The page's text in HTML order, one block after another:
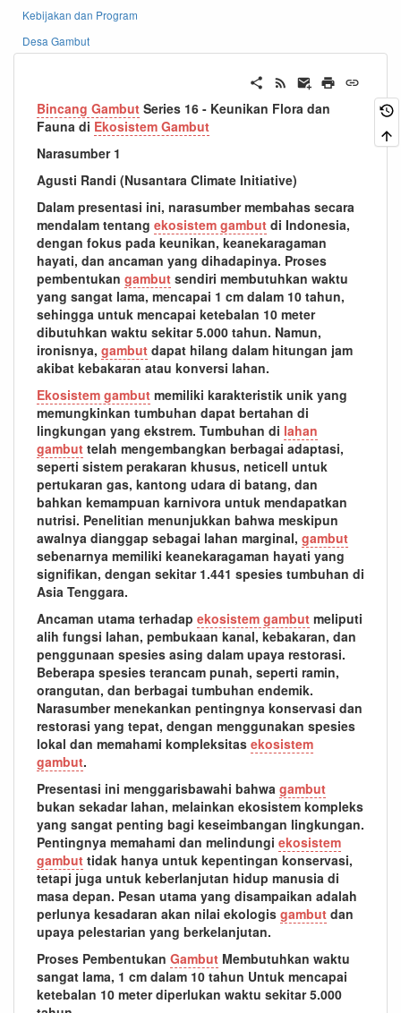
Kebijakan dan Program
Desa Gambut
Bincang Gambut Series 16 - Keunikan Flora dan
Fauna di Ekosistem Gambut
Narasumber 1
Agusti Randi (Nusantara Climate Initiative)
Dalam presentasi ini, narasumber membahas secara
mendalam tentang ekosistem gambut di Indonesia,
dengan fokus pada keunikan, keanekaragaman
hayati, dan ancaman yang dihadapinya. Proses
pembentukan gambut sendiri membutuhkan waktu
yang sangat lama, mencapai 1 cm dalam 10 tahun,
sehingga untuk mencapai ketebalan 10 meter
dibutuhkan waktu sekitar 5.000 tahun. Namun,
ironisnya, gambut dapat hilang dalam hitungan jam
akibat kebakaran atau konversi lahan.
Ekosistem gambut memiliki karakteristik unik yang
memungkinkan tumbuhan dapat bertahan di
lingkungan yang ekstrem. Tumbuhan di lahan
gambut telah mengembangkan berbagai adaptasi,
seperti sistem perakaran khusus, neticell untuk
pertukaran gas, kantong udara di batang, dan
bahkan kemampuan karnivora untuk mendapatkan
nutrisi. Penelitian menunjukkan bahwa meskipun
awalnya dianggap sebagai lahan marginal, gambut
sebenarnya memiliki keanekaragaman hayati yang
signifikan, dengan sekitar 1.441 spesies tumbuhan di
Asia Tenggara.
Ancaman utama terhadap ekosistem gambut meliputi
alih fungsi lahan, pembukaan kanal, kebakaran, dan
penggunaan spesies asing dalam upaya restorasi.
Beberapa spesies terancam punah, seperti ramin,
orangutan, dan berbagai tumbuhan endemik.
Narasumber menekankan pentingnya konservasi dan
restorasi yang tepat, dengan menggunakan spesies
lokal dan memahami kompleksitas ekosistem
gambut.
Presentasi ini menggarisbawahi bahwa gambut
bukan sekadar lahan, melainkan ekosistem kompleks
yang sangat penting bagi keseimbangan lingkungan.
Pentingnya memahami dan melindungi ekosistem
gambut tidak hanya untuk kepentingan konservasi,
tetapi juga untuk keberlanjutan hidup manusia di
masa depan. Pesan utama yang disampaikan adalah
perlunya kesadaran akan nilai ekologis gambut dan
upaya pelestarian yang berkelanjutan.
Proses Pembentukan Gambut Membutuhkan waktu
sangat lama, 1 cm dalam 10 tahun Untuk mencapai
ketebalan 10 meter diperlukan waktu sekitar 5.000